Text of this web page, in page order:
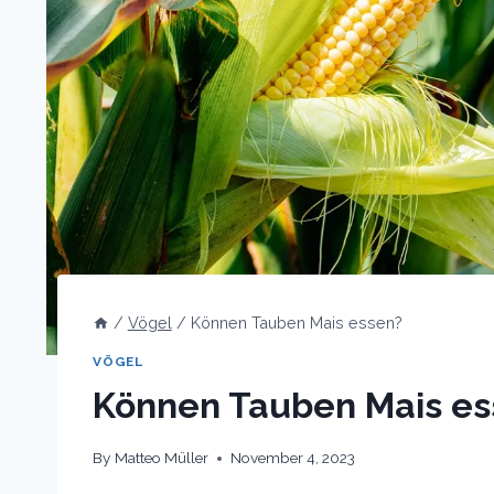
/ Vögel / Können Tauben Mais essen?
VÖGEL
Können Tauben Mais
By Matteo Müller November 4, 2023